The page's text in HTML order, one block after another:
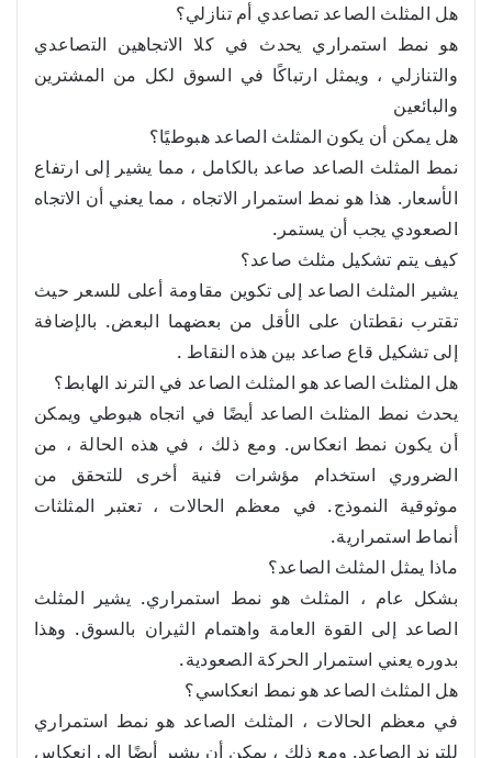
هل المثلث الصاعد تصاعدي أم تنازلي؟
هو نمط استمراري يحدث في كلا الاتجاهين التصاعدي
والتنازلي ، ويمثل ارتباكًا في السوق لكل من المشترين
والبائعين
هل يمكن أن يكون المثلث الصاعد هبوطيًا؟
نمط المثلث الصاعد صاعد بالكامل ، مما يشير إلى ارتفاع
الأسعار. هذا هو نمط استمرار الاتجاه ، مما يعني أن الاتجاه
الصعودي يجب أن يستمر.
كيف يتم تشكيل مثلث صاعد؟
يشير المثلث الصاعد إلى تكوين مقاومة أعلى للسعر حيث
تقترب نقطتان على الأقل من بعضهما البعض. بالإضافة
إلى تشكيل قاع صاعد بين هذه النقاط .
هل المثلث الصاعد هو المثلث الصاعد في الترند الهابط؟
يحدث نمط المثلث الصاعد أيضًا في اتجاه هبوطي ويمكن
أن يكون نمط انعكاس. ومع ذلك ، في هذه الحالة ، من
الضروري استخدام مؤشرات فنية أخرى للتحقق من
موثوقية النموذج. في معظم الحالات ، تعتبر المثلثات
أنماط استمرارية.
ماذا يمثل المثلث الصاعد؟
بشكل عام ، المثلث هو نمط استمراري. يشير المثلث
الصاعد إلى القوة العامة واهتمام الثيران بالسوق. وهذا
بدوره يعني استمرار الحركة الصعودية.
هل المثلث الصاعد هو نمط انعكاسي؟
في معظم الحالات ، المثلث الصاعد هو نمط استمراري
للترند الصاعد. ومع ذلك ، يمكن أن يشير أيضًا إلى انعكاس